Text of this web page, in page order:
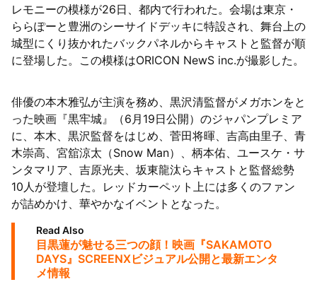
レモニーの模様が26日、都内で行われた。会場は東京・
ららぽーと豊洲のシーサイドデッキに特設され、舞台上の
城型にくり抜かれたバックパネルからキャストと監督が順
に登場した。この模様はORICON NewS inc.が撮影した。
俳優の本木雅弘が主演を務め、黒沢清監督がメガホンをと
った映画『黒牢城』（6月19日公開）のジャパンプレミア
に、本木、黒沢監督をはじめ、菅田将暉、吉高由里子、青
木崇高、宮舘涼太（Snow Man）、柄本佑、ユースケ・サ
ンタマリア、吉原光夫、坂東龍汰らキャストと監督総勢
10人が登壇した。レッドカーペット上には多くのファン
が詰めかけ、華やかなイベントとなった。
Read Also
目黒蓮が魅せる三つの顔！映画『SAKAMOTO
DAYS』SCREENXビジュアル公開と最新エンタ
メ情報